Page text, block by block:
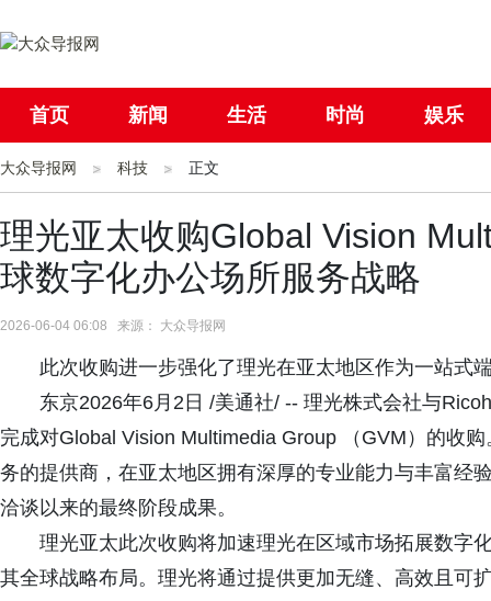
首页 新闻 生活 时尚 娱乐
社会 国际
大众导报网 科技 正文
理光亚太收购Global Vision
球数字化办公场所服务战略
2026-06-04 06:08 来源： 大众导报网
此次收购进一步强化了理光在亚太地区作为一站式
东京2026年6月2日 /美通社/ -- 理光株式会社与
完成对Global Vision Multimedia Group （GVM）的收
务的提供商，在亚太地区拥有深厚的专业能力与丰富经
洽谈以来的最终阶段成果。
理光亚太此次收购将加速理光在区域市场拓展数字
其全球战略布局。理光将通过提供更加无缝、高效且可